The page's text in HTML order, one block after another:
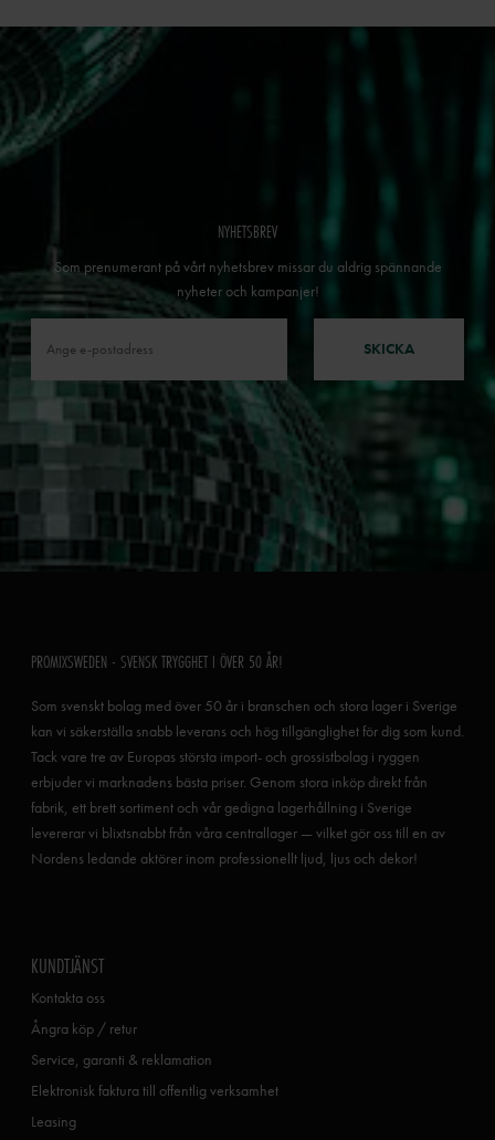
NYHETSBREV
Som prenumerant på vårt nyhetsbrev missar du aldrig spännande
nyheter och kampanjer!
SKICKA
PROMIXSWEDEN - SVENSK TRYGGHET I ÖVER 50 ÅR!
Som svenskt bolag med över 50 år i branschen och stora lager i Sverige
kan vi säkerställa snabb leverans och hög tillgänglighet för dig som kund.
Tack vare tre av Europas största import- och grossistbolag i ryggen
erbjuder vi marknadens bästa priser. Genom stora inköp direkt från
fabrik, ett brett sortiment och vår gedigna lagerhållning i Sverige
levererar vi blixtsnabbt från våra centrallager — vilket gör oss till en av
Nordens ledande aktörer inom professionellt ljud, ljus och dekor!
KUNDTJÄNST
Kontakta oss
Ångra köp / retur
Service, garanti & reklamation
Elektronisk faktura till offentlig verksamhet
Leasing